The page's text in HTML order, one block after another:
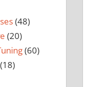
(48)
(20)
(60)
(18)